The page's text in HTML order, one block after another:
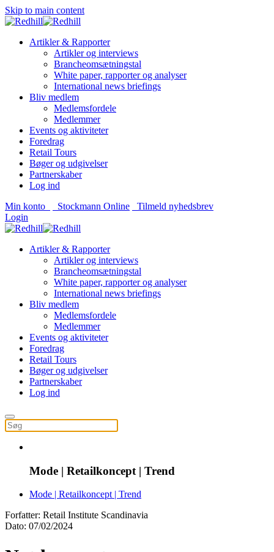
Skip to main content
Artikler & Rapporter
Artikler og interviews
Brancheomsætningstal
White paper, rapporter og analyser
International news briefings
Bliv medlem
Medlemsfordele
Medlemmer
Events og aktiviteter
Foredrag
Retail Tours
Bøger og udgivelser
Partnerskaber
Log ind
Min konto
Stockmann Online
Tilmeld nyhedsbrev
Login
Artikler & Rapporter
Artikler og interviews
Brancheomsætningstal
White paper, rapporter og analyser
International news briefings
Bliv medlem
Medlemsfordele
Medlemmer
Events og aktiviteter
Foredrag
Retail Tours
Bøger og udgivelser
Partnerskaber
Log ind
Mode | Retailkoncept | Trend
Mode | Retailkoncept | Trend
Forfatter: Retail Institute Scandinavia
Dato: 07/02/2024